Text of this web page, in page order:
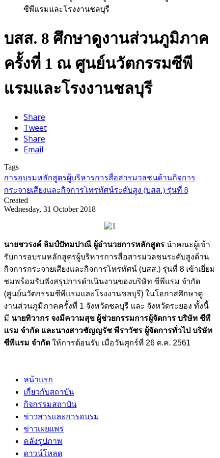
ซีพีแรมและโรงงานชลบุรี
บสส. 8 ศึกษาดูงานส่วนภูมิภาค
ครั้งที่ 1 ณ ศูนย์นวัตกรรมซีพี
แรมและโรงงานชลบุรี
Share
Tweet
Share
Email
Tags
การอบรมหลักสูตรผู้บริหารการสื่อสารมวลชนด้านกิจการ
กระจายเสียงและกิจการโทรทัศน์ระดับสูง (บสส.) รุ่นที่ 8
Created
Wednesday, 31 October 2018
นายชวรงค์ ลิมป์ปัทมปาณี ผู้อำนวยการหลักสูตร นำคณะผู้เข้า
รับการอบรมหลักสูตรผู้บริหารการสื่อสารมวลชนระดับสูงด้าน
กิจการกระจายเสียงและกิจการโทรทัศน์ (บสส.) รุ่นที่ 8 เข้าเยี่ยม
ชมพร้อมรับฟังสรุปการดำเนินงานของบริษัท ซีพีแรม จำกัด
(ศูนย์นวัตกรรมซีพีแรมและโรงงานชลบุรี) ในโอกาสศึกษาดู
งานส่วนภูมิภาคครั้งที่ 1 จังหวัดชลบุรี และ จังหวัดระยอง ทั้งนี้
มี นายทิวากร จงมีความสุข ผู้ช่วยกรรมการผู้จัดการ บริษัท ซีพี
แรม จำกัด และนางสาวชัญญรัช พีราวัชร ผู้จัดการทั่วไป บริษัท
ซีพีแรม จำกัด ให้การต้อนรับ เมื่อวันศุกร์ที่ 26 ต.ค. 2561
หน้าแรก
เกี่ยวกับสถาบัน
กิจกรรมสถาบัน
ข่าวสารและการอบรม
ข่าวเผยแพร่
คลังรูปภาพ
ดาวน์โหลด